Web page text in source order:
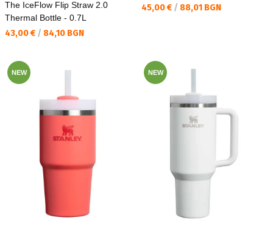
The IceFlow Flip Straw 2.0
Thermal Bottle - 0.7L
Текуща цена:
43,00 € / 84,10 BGN
Текуща цена:
45,00 € / 88,01 BGN
NEW NEW